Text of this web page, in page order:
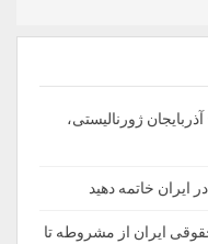
(1878-1934) — آذربایجان ژورنالیستی،
خاتمه دهید
ایران از مشروطه تا